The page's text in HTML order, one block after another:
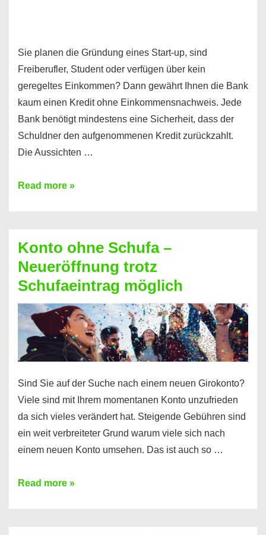
Sie planen die Gründung eines Start-up, sind
Freiberufler, Student oder verfügen über kein
geregeltes Einkommen? Dann gewährt Ihnen die Bank
kaum einen Kredit ohne Einkommensnachweis. Jede
Bank benötigt mindestens eine Sicherheit, dass der
Schuldner den aufgenommenen Kredit zurückzahlt.
Die Aussichten …
Mit
Sie
einen
Kredit
ohne
Einkommensnachweis
Read more »
Konto ohne Schufa –
Neueröffnung trotz
Schufaeintrag möglich
Sind Sie auf der Suche nach einem neuen Girokonto?
Viele sind mit Ihrem momentanen Konto unzufrieden
da sich vieles verändert hat. Steigende Gebühren sind
ein weit verbreiteter Grund warum viele sich nach
einem neuen Konto umsehen. Das ist auch so …
Konto
Read more »